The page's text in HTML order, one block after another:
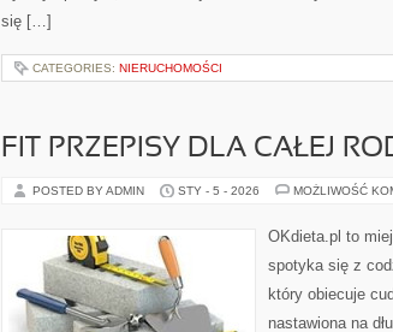
się […]
CATEGORIES: NIERUCHOMOŚCI
FIT PRZEPISY DLA CAŁEJ
POSTED BY ADMIN STY - 5 - 2026 MOŻLIWOŚĆ
OKdieta.pl to
spotyka się z
który obiecuje
nastawiona na